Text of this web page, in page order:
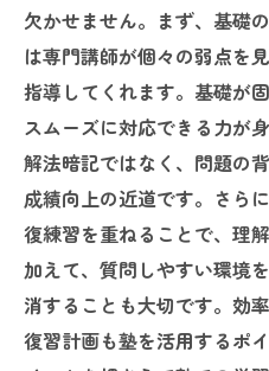
欠かせません。まず、基礎
は専門講師が個々の弱点を
指導してくれます。基礎が
スムーズに対応できる力が
解法暗記ではなく、問題の
成績向上の近道です。さら
復練習を重ねることで、理
加えて、質問しやすい環境
消することも大切です。効
復習計画も塾を活用するポ